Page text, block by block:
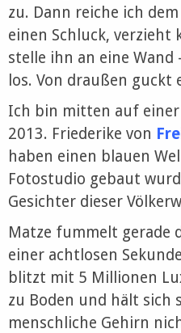
zu. Dann reiche ich
einen Schluck, verzieht
stelle ihn an eine
los. Von draußen
Ich bin mitten auf einer
2013. Friederike von
haben einen blauen
Fotostudio gebaut
Gesichter dieser
Matze fummelt gerade
einer achtlosen
blitzt mit 5 Millionen
zu Boden und hält sich
menschliche Gehirn